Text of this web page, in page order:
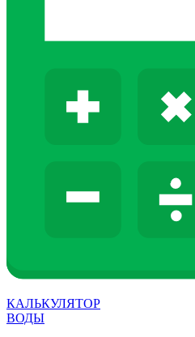
КАЛЬКУЛЯТОР
ВОДЫ